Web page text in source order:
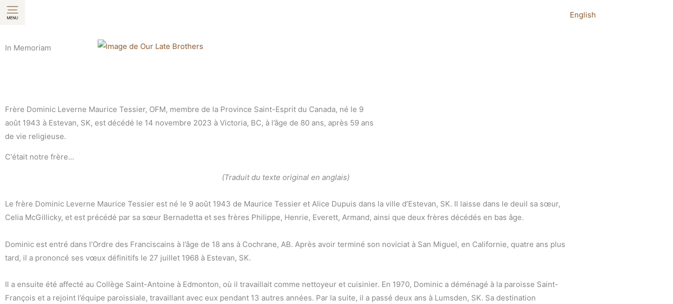
Aller
au
English
In Memoriam
Frère Dominic Leverne Maurice Tessier, OFM, membre de la Province Saint-Esprit du Canada, né le 9
août 1943 à Estevan, SK, est décédé le 14 novembre 2023 à Victoria, BC, à l’âge de 80 ans, après 59 ans
de vie religieuse.
C'était notre frère...
(Traduit du texte original en anglais)
Le frère Dominic Leverne Maurice Tessier est né le 9 août 1943 de Maurice Tessier et Alice Dupuis dans la ville d’Estevan, SK. Il laisse dans le deuil sa sœur,
Celia McGillicky, et est précédé par sa sœur Bernadetta et ses frères Philippe, Henrie, Everett, Armand, ainsi que deux frères décédés en bas âge.
Dominic est entré dans l’Ordre des Franciscains à l’âge de 18 ans à Cochrane, AB. Après avoir terminé son noviciat à San Miguel, en Californie, quatre ans plus
tard, il a prononcé ses vœux définitifs le 27 juillet 1968 à Estevan, SK.
Il a ensuite été affecté au Collège Saint-Antoine à Edmonton, où il travaillait comme nettoyeur et cuisinier. En 1970, Dominic a déménagé à la paroisse Saint-
François et a rejoint l’équipe paroissiale, travaillant avec eux pendant 13 autres années. Par la suite, il a passé deux ans à Lumsden, SK. Sa destination